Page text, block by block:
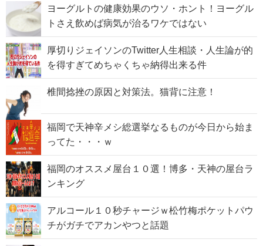
ヨーグルトの健康効果のウソ・ホント！ヨーグル
トさえ飲めば病気が治るワケではない
厚切りジェイソンのTwitter人生相談・人生論が的
を得すぎてめちゃくちゃ納得出来る件
椎間捻挫の原因と対策法。猫背に注意！
福岡で天神辛メシ総選挙なるものが今日から始ま
ってた・・・ｗ
福岡のオススメ屋台１０選！博多・天神の屋台ラ
ンキング
アルコール１０秒チャージｗ松竹梅ポケットパウ
チがガチでアカンやつと話題